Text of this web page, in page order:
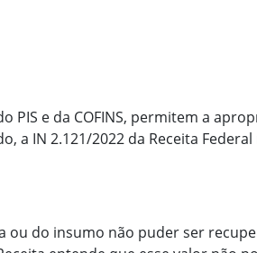
PIS e da COFINS, permitem a
a IN 2.121/2022 da Receita
ou do insumo não puder ser